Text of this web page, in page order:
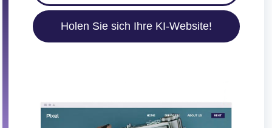
Holen Sie sich Ihre KI-Website!